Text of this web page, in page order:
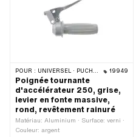
Magura numéro OEM: 0129912 ·
Magura numéro OEM: 0129918 ·
Sachs N° OEM: 0289 055 000
POUR : UNIVERSEL · PUCH · SACHS · PONY / CILO (BÊTA 521 & 512) · ZÜNDAPP BELMONDO · CILO 19949
Poignée tournante
d'accélérateur 250, grise,
levier en fonte massive,
rond, revêtement rainuré
Matériau: Aluminium · Surface: verni ·
Couleur: argent